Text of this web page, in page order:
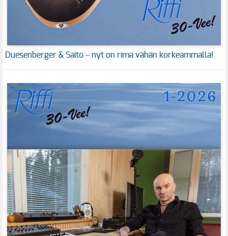
Duesenberger & Saito – nyt on rima vähän korkeammalla!